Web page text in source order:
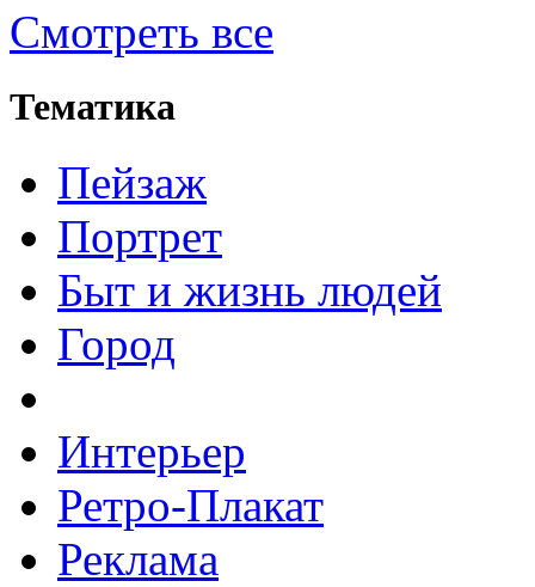
Смотреть все
Тематика
Пейзаж
Портрет
Быт и жизнь людей
Город
Интерьер
Ретро-Плакат
Реклама